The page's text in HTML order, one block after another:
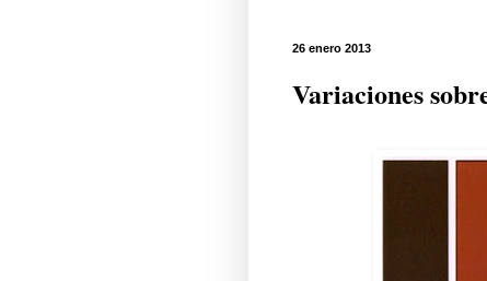
26 enero 2013
Variaciones